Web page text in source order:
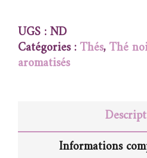
UGS :ND
Catégories :Thés,Thé
aromatisés
Informations